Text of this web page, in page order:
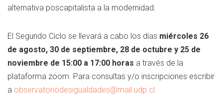
alternativa poscapitalista a la modernidad.
El Segundo Ciclo se llevará a cabo los días miércoles 26
de agosto, 30 de septiembre, 28 de octubre y 25 de
noviembre de 15:00 a 17:00 horas a través de la
plataforma zoom. Para consultas y/o inscripciones escribir
a observatoriodesigualdades@mail.udp.cl